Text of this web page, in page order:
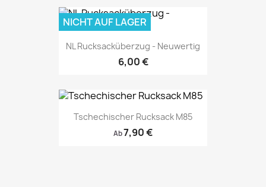
NL Rucksacküberzug - Neuwertig
6,00 €
NICHT AUF LAGER
Tschechischer Rucksack M85
Ab7,90 €